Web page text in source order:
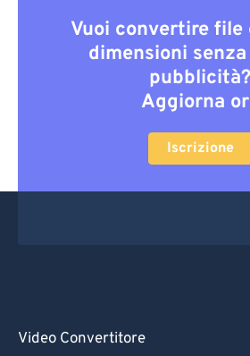
Vuoi convertire file
dimensioni
pubblicità?
Aggiorna
Iscrizione
Video Convertitore